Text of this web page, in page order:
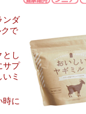
ンダ
で
とし
サプ
ミ
時に